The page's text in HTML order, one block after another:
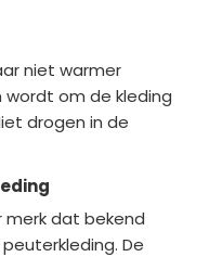
niet warmer
wordt om de kleding
drogen in de
merk dat bekend
De